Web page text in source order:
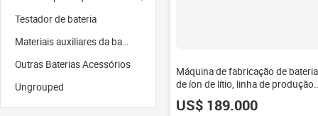
Testador de bateria
Outras Baterias Acessórios
Ungrouped
Máquina de fabricação de bateria
de íon de lítio, linha de produção
de bateria de íon de lítio
automático
US$ 189.000